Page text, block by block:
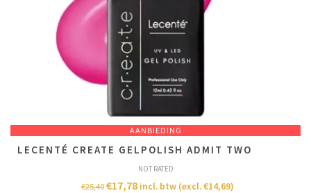
AANBIEDING
LECENTÉ CREATE GELPOLISH ADMIT TWO
NOT RATED
€25,40 €17,78 incl. btw (excl.€14,69)